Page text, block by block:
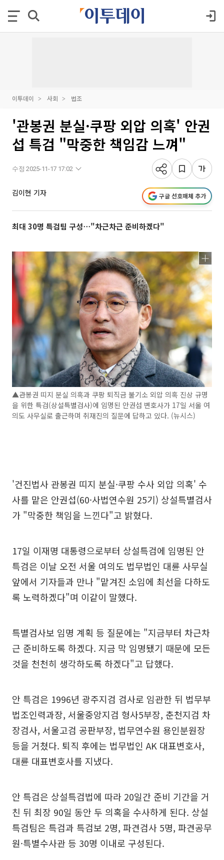
이투데이 사회 법조
'관봉권 분실·쿠팡 외압 의혹' 안권
섭 특검 "막중한 책임감 느껴"
수정 2025-11-17 17:02
김이현 기자 구글 선호매체 추가
최대 30명 특검팀 구성⋯"차근차근 준비하겠다"
▲관봉권 띠지 분실 의혹과 쿠팡 퇴직금 불기소 외압 의혹 진상 규명
을 위한 특검(상설특별검사)에 임명된 안권섭 변호사가 17일 서울 여
의도 사무실로 출근하며 취재진의 질문에 답하고 있다. (뉴시스)
'건진법사 관봉권 띠지 분실·쿠팡 수사 외압 의혹' 수
사를 맡은 안권섭(60·사법연수원 25기) 상설특별검사
가 "막중한 책임을 느낀다"고 밝혔다.
17일 이재명 대통령으로부터 상설특검에 임명된 안
특검은 이날 오전 서울 여의도 법무법인 대륜 사무실
앞에서 기자들과 만나 "맡겨진 소임에 최선을 다하도
록 노력하겠다"며 이같이 말했다.
특별검사보 임명 계획 등 질문에는 "지금부터 차근차
근 준비하도록 하겠다. 지금 막 임명됐기 때문에 모든
것을 천천히 생각하도록 하겠다"고 답했다.
안 특검은 1996년 광주지검 검사로 임관한 뒤 법무부
법조인력과장, 서울중앙지검 형사5부장, 춘천지검 차
장검사, 서울고검 공판부장, 법무연수원 용인분원장
등을 거쳤다. 퇴직 후에는 법무법인 AK 대표변호사,
대륜 대표변호사를 지냈다.
안 특검은 상설특검법에 따라 20일간 준비 기간을 거
친 뒤 최장 90일 동안 두 의혹을 수사하게 된다. 상설
특검팀은 특검과 특검보 2명, 파견검사 5명, 파견공무
원·특별수사관 등 30명 이내로 구성된다.